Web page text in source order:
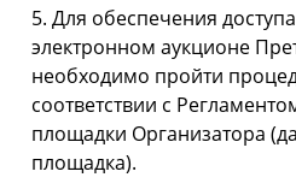
5. Для обеспечения
электронном аукционе
необходимо пройти
соответствии с
площадки Организатора
площадка).